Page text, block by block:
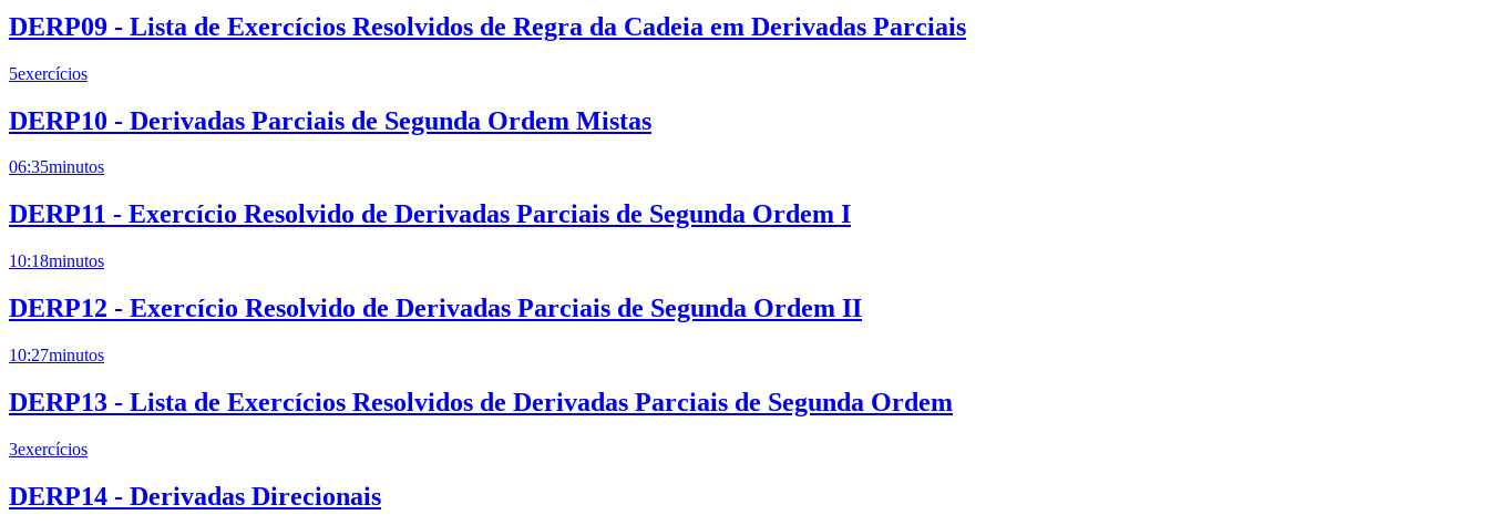
DERP09 - Lista de Exercícios Resolvidos de Regra da Cadeia em Derivadas Parciais
5exercícios
DERP10 - Derivadas Parciais de Segunda Ordem Mistas
06:35minutos
DERP11 - Exercício Resolvido de Derivadas Parciais de Segunda Ordem I
10:18minutos
DERP12 - Exercício Resolvido de Derivadas Parciais de Segunda Ordem II
10:27minutos
DERP13 - Lista de Exercícios Resolvidos de Derivadas Parciais de Segunda Ordem
3exercícios
DERP14 - Derivadas Direcionais